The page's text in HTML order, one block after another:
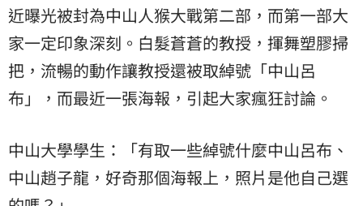
近曝光被封為中山人猴大戰第二部，而第一部大
家一定印象深刻。白髮蒼蒼的教授，揮舞塑膠掃
把，流暢的動作讓教授還被取綽號「中山呂
布」，而最近一張海報，引起大家瘋狂討論。
中山大學學生：「有取一些綽號什麼中山呂布、
中山趙子龍，好奇那個海報上，照片是他自己選